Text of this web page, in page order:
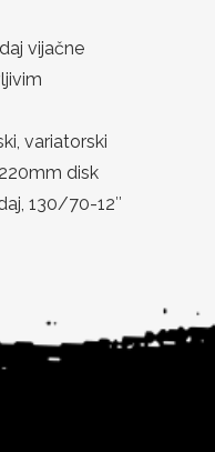
vijačne
variatorski
disk
130/70-12″